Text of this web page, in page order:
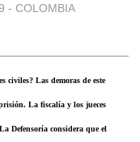
- COLOMBIA
civiles? Las demoras de este
La fiscalía y los jueces
Defensoría considera que el